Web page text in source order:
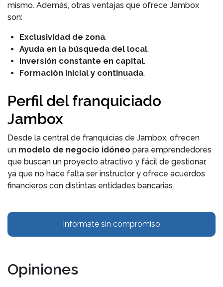
mismo. Además, otras ventajas que ofrece Jambox
son:
Exclusividad de zona.
Ayuda en la búsqueda del local.
Inversión constante en capital.
Formación inicial y continuada.
Perfil del franquiciado
Jambox
Desde la central de franquicias de Jambox, ofrecen
un modelo de negocio idóneo para emprendedores
que buscan un proyecto atractivo y fácil de gestionar,
ya que no hace falta ser instructor y ofrece acuerdos
financieros con distintas entidades bancarias.
Infórmate sin compromiso
Opiniones